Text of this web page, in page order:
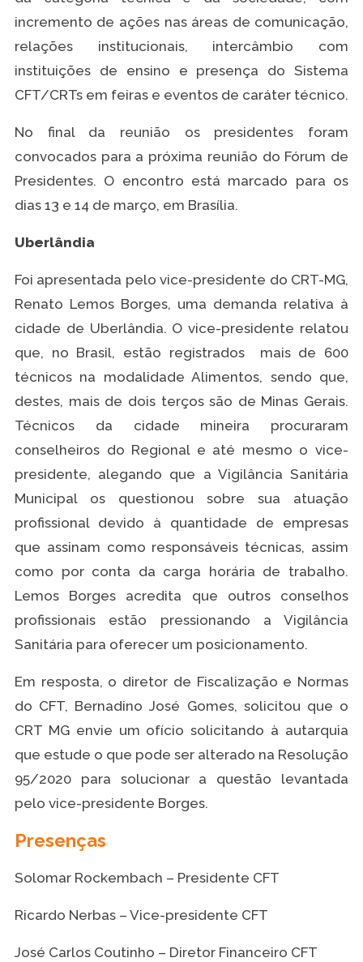
incremento de ações nas áreas de comunicação,
relações institucionais, intercâmbio com
instituições de ensino e presença do Sistema
CFT/CRTs em feiras e eventos de caráter técnico.
No final da reunião os presidentes foram
convocados para a próxima reunião do Fórum de
Presidentes. O encontro está marcado para os
dias 13 e 14 de março, em Brasília.
Uberlândia
Foi apresentada pelo vice-presidente do CRT-MG,
Renato Lemos Borges, uma demanda relativa à
cidade de Uberlândia. O vice-presidente relatou
que, no Brasil, estão registrados mais de 600
técnicos na modalidade Alimentos, sendo que,
destes, mais de dois terços são de Minas Gerais.
Técnicos da cidade mineira procuraram
conselheiros do Regional e até mesmo o vice-
presidente, alegando que a Vigilância Sanitária
Municipal os questionou sobre sua atuação
profissional devido à quantidade de empresas
que assinam como responsáveis técnicas, assim
como por conta da carga horária de trabalho.
Lemos Borges acredita que outros conselhos
profissionais estão pressionando a Vigilância
Sanitária para oferecer um posicionamento.
Em resposta, o diretor de Fiscalização e Normas
do CFT, Bernadino José Gomes, solicitou que o
CRT MG envie um ofício solicitando à autarquia
que estude o que pode ser alterado na Resolução
95/2020 para solucionar a questão levantada
pelo vice-presidente Borges.
Presenças
Solomar Rockembach – Presidente CFT
Ricardo Nerbas – Vice-presidente CFT
José Carlos Coutinho – Diretor Financeiro CFT